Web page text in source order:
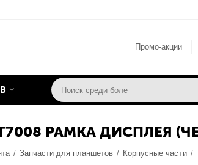
Промо-акции
T7008 РАМКА ДИСПЛЕЯ
/ Запчасти для планшетов / Корпусные части /